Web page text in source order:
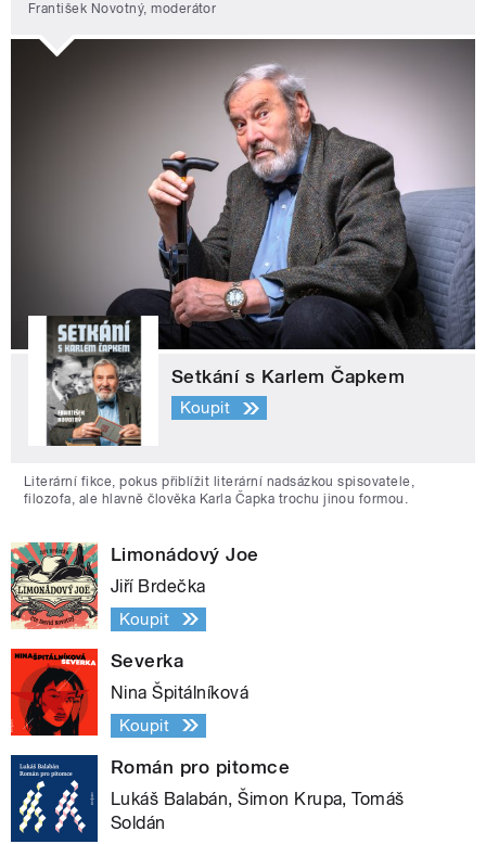
František Novotný, moderátor
Setkání s Karlem Čapkem
Koupit
Literární fikce, pokus přiblížit literární nadsázkou spisovatele,
filozofa, ale hlavně člověka Karla Čapka trochu jinou formou.
Limonádový Joe
Jiří Brdečka
Koupit
Severka
Nina Špitálníková
Koupit
Román pro pitomce
Lukáš Balabán, Šimon Krupa, Tomáš
Soldán